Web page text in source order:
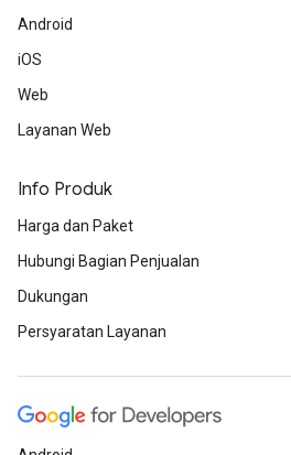
Android
iOS
Web
Layanan Web
Info Produk
Harga dan Paket
Hubungi Bagian Penjualan
Dukungan
Persyaratan Layanan